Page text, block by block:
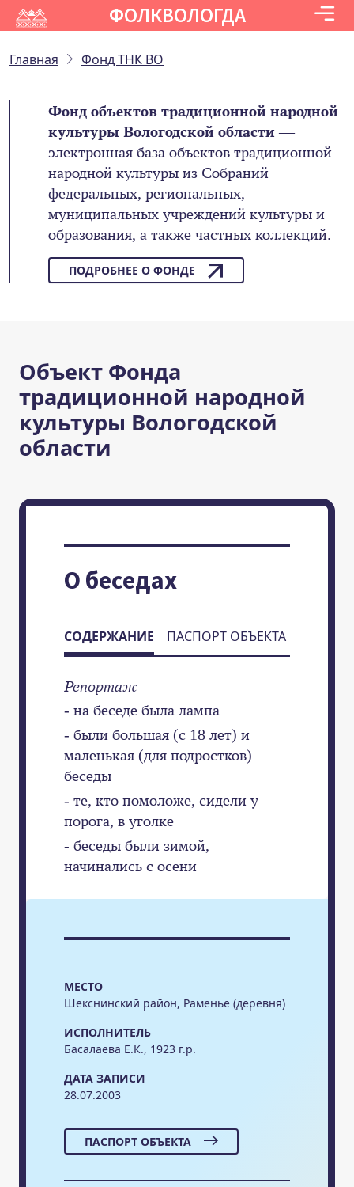
ФОЛКВОЛОГДА
Главная Фонд ТНК ВО
Фонд объектов традиционной народной
культуры Вологодской области—
электронная база объектов традиционной
народной культуры из Собраний
федеральных, региональных,
муниципальных учреждений культуры и
образования, а также частных коллекций.
ПОДРОБНЕЕ О ФОНДЕ
Объект Фонда
традиционной народной
культуры Вологодской
области
МЕСТО
Шекснинский район, Раменье (деревня)
ИСПОЛНИТЕЛЬ
Басалаева Е.К., 1923 г.р.
ДАТА ЗАПИСИ
28.07.2003
ПАСПОРТ ОБЪЕКТА
О беседах
СОДЕРЖАНИЕ ПАСПОРТ ОБЪЕКТА
Репортаж
- на беседе была лампа
- были большая (с 18 лет) и
маленькая (для подростков)
беседы
- те, кто помоложе, сидели у
порога, в уголке
- беседы были зимой,
начинались с осени